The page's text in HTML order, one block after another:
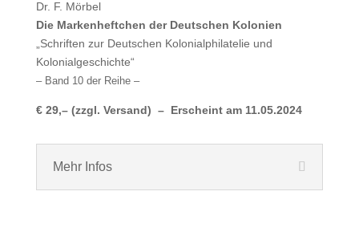
Dr. F. Mörbel
Die Markenheftchen der Deutschen Kolonien
„Schriften zur Deutschen Kolonialphilatelie und
Kolonialgeschichte“
– Band 10 der Reihe –
€ 29,– (zzgl. Versand) – Erscheint am 11.05.2024
Mehr Infos